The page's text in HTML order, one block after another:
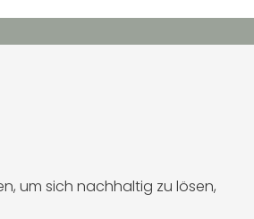
um sich nachhaltig zu lösen,